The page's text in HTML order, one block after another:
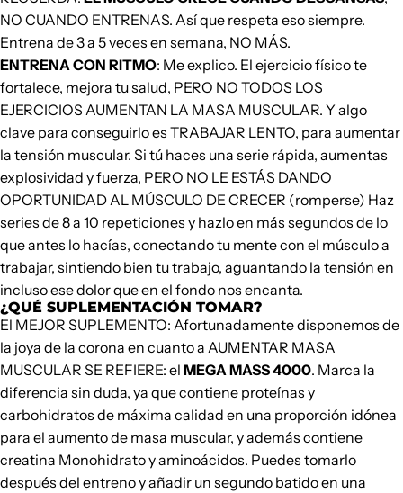
NO CUANDO ENTRENAS. Así que respeta eso siempre.
Entrena de 3 a 5 veces en semana, NO MÁS.
ENTRENA CON RITMO: Me explico. El ejercicio físico te
fortalece, mejora tu salud, PERO NO TODOS LOS
EJERCICIOS AUMENTAN LA MASA MUSCULAR. Y algo
clave para conseguirlo es TRABAJAR LENTO, para aumentar
la tensión muscular. Si tú haces una serie rápida, aumentas
explosividad y fuerza, PERO NO LE ESTÁS DANDO
OPORTUNIDAD AL MÚSCULO DE CRECER (romperse) Haz
series de 8 a 10 repeticiones y hazlo en más segundos de lo
que antes lo hacías, conectando tu mente con el músculo a
trabajar, sintiendo bien tu trabajo, aguantando la tensión en
incluso ese dolor que en el fondo nos encanta.
¿QUÉ SUPLEMENTACIÓN TOMAR?
El MEJOR SUPLEMENTO: Afortunadamente disponemos de
la joya de la corona en cuanto a AUMENTAR MASA
MUSCULAR SE REFIERE: el MEGA MASS 4000. Marca la
diferencia sin duda, ya que contiene proteínas y
carbohidratos de máxima calidad en una proporción idónea
para el aumento de masa muscular, y además contiene
creatina Monohidrato y aminoácidos. Puedes tomarlo
después del entreno y añadir un segundo batido en una